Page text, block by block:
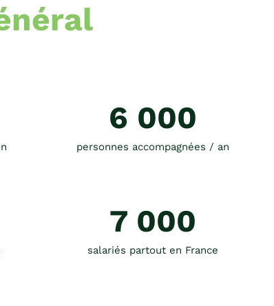
personnes accompagnées / an
6 000
salariés partout en France
7 000